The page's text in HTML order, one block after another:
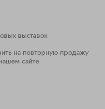
выставок
на повторную продажу
сайте